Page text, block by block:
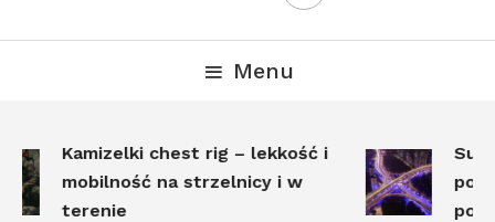
Menu
Kamizelki chest rig – lekkość i
mobilność na strzelnicy i w
terenie